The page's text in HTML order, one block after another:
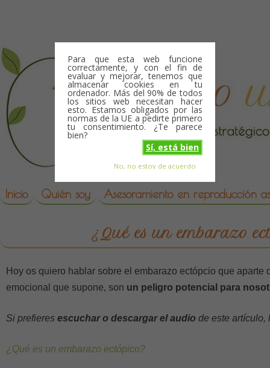
Para que esta web funcione
correctamente, y con el fin de
evaluar y mejorar, tenemos que
almacenar cookies en tu
ordenador. Más del 90% de todos
los sitios web necesitan hacer
esto. Estamos obligados por las
normas de la UE a pedirte primero
tu consentimiento. ¿Te parece
bien?
Sí, está bien
No, no estoy de acuerdo
reproduccion asistida
Skip to content
Inicio Quién soy Asesoramiento en reproducción
¿Qué es un embarazo
Hoy os quiero hablar sobre el embarazo ectópcio que aparte
emocional que supone, son un peligro potencial para
Si prefieres escuchar o descargar el audio de este artículo,
¿Qué es un embarazo ectópico?